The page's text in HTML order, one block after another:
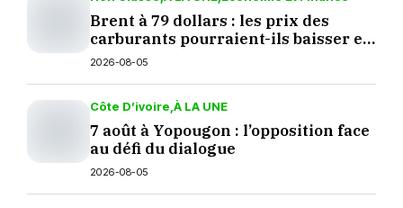
Brent à 79 dollars : les prix des
carburants pourraient-ils baisser en
septembre ?
2026-08-05
Côte D’ivoire À LA UNE
7 août à Yopougon : l’opposition face
au défi du dialogue
2026-08-05